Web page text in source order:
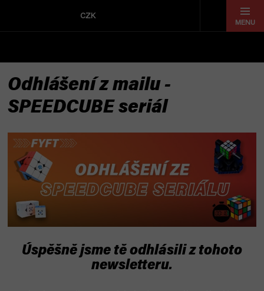
CZK
Odhlášení z mailu -
SPEEDCUBE seriál
Úspěšně jsme tě odhlásili z tohoto
newsletteru.